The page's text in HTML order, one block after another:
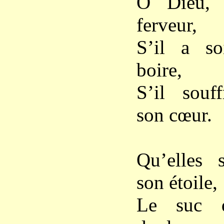
ferveur,
S’il a
boire,
S’il
son cœur.
Qu’elles
son étoile,
Le suc